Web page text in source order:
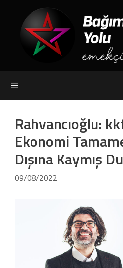
content
Rahvancıoğlu:
Ekonomi
Dışına Kaymış
09/08/2022